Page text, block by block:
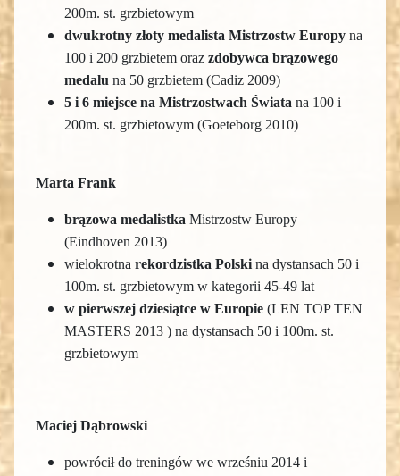
200m. st. grzbietowym
dwukrotny złoty medalista Mistrzostw Europy na
100 i 200 grzbietem oraz zdobywca brązowego
medalu na 50 grzbietem (Cadiz 2009)
5 i 6 miejsce na Mistrzostwach Świata na 100 i
200m. st. grzbietowym (Goeteborg 2010)
Marta Frank
brązowa medalistka Mistrzostw Europy
(Eindhoven 2013)
wielokrotna rekordzistka Polski na dystansach 50 i
100m. st. grzbietowym w kategorii 45-49 lat
w pierwszej dziesiątce w Europie (LEN TOP TEN
MASTERS 2013 ) na dystansach 50 i 100m. st.
grzbietowym
Maciej Dąbrowski
powrócił do treningów we wrześniu 2014 i